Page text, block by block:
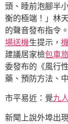
頭、睡前泡腳半
衡的極端！」林
的聲音發布指令
場送機生提示，
建議居家檢包車
委發布的《風行
藥、預防方法、
市平易近：覺九
新聞上說外埠出